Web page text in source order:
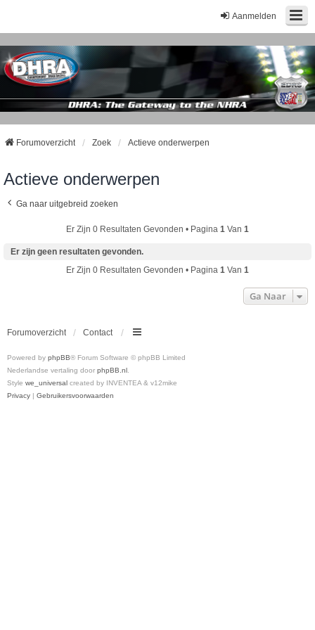
Aanmelden
Forumoverzicht Zoek Actieve onderwerpen
Actieve onderwerpen
Ga naar uitgebreid zoeken
Er Zijn 0 Resultaten Gevonden • Pagina 1 Van 1
Er zijn geen resultaten gevonden.
Er Zijn 0 Resultaten Gevonden • Pagina 1 Van 1
Ga Naar
Forumoverzicht Contact
Powered by phpBB® Forum Software © phpBB Limited
Nederlandse vertaling door phpBB.nl
Style we_universal created by INVENTEA & v12mike
Privacy | Gebruikersvoorwaarden